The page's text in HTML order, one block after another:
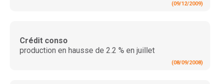
(09/12/2009)
Crédit conso
production en hausse de 2.2 % en juillet
(08/09/2008)